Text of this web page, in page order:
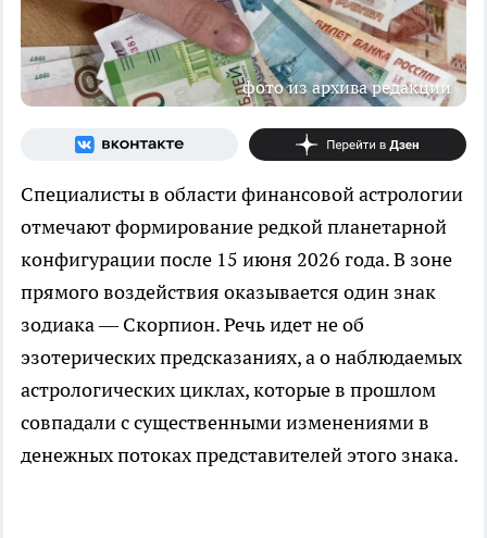
фото из архива редакции
Специалисты в области финансовой астрологии
отмечают формирование редкой планетарной
конфигурации после 15 июня 2026 года. В зоне
прямого воздействия оказывается один знак
зодиака — Скорпион. Речь идет не об
эзотерических предсказаниях, а о наблюдаемых
астрологических циклах, которые в прошлом
совпадали с существенными изменениями в
денежных потоках представителей этого знака.